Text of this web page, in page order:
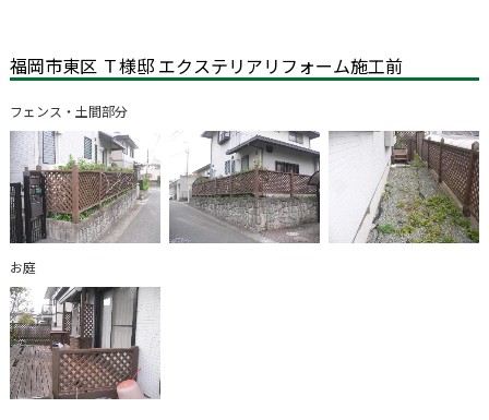
福岡市東区 Ｔ様邸 エクステリアリフォーム施工前
フェンス・土間部分
お庭